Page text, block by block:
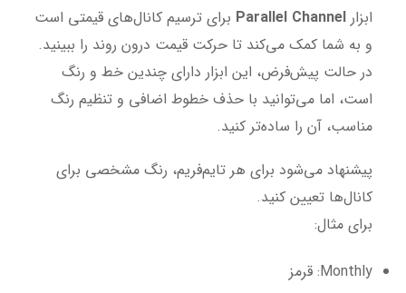
ابزارParallel Channel برای ترسیم کانال‌های قیمتی است
و به شما کمک می‌کند تا حرکت قیمت درون روند را ببینید.
در حالت پیش‌فرض، این ابزار دارای چندین خط و رنگ
است، اما می‌توانید با حذف خطوط اضافی و تنظیم رنگ
مناسب، آن را ساده‌تر کنید.
پیشنهاد می‌شود برای هر تایم‌فریم، رنگ مشخصی برای
کانال‌ها تعیین کنید.
برای مثال:
Monthly: قرمز